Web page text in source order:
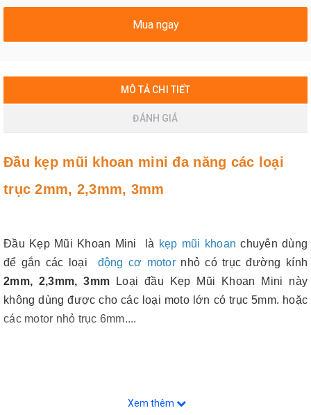
Mua ngay
MÔ TẢ CHI TIẾT
ĐÁNH GIÁ
Đầu kẹp mũi khoan mini đa năng các loại
trục 2mm, 2,3mm, 3mm
Đầu Kẹp Mũi Khoan Mini là kẹp mũi khoan chuyên dùng
để gắn các loại động cơ motor nhỏ có trục đường kính
2mm, 2,3mm, 3mm
Loại đầu Kẹp Mũi Khoan Mini này
không dùng được cho các loại moto lớn có trục 5mm. hoặc
các motor nhỏ trục 6mm....
Xem thêm